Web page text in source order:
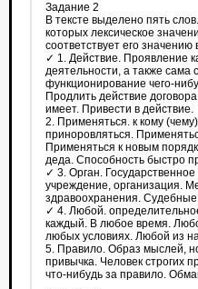
Задание 2
В тексте выделено пять
которых лексическое
соответствует его значению
✓ 1. Действие. Проявление
деятельности, а также сама
функционирование чего-
Продлить действие
имеет. Привести в действие.
2. Применяться. к кому
приноровляться.
Применяться к новым
деда. Способность быстро
✓ 3. Орган.
учреждение, организация.
здравоохранения.
✓ 4. Любой.
каждый. В любое время.
любых условиях. Любой из
5. Правило. Образ мыслей,
привычка. Человек строгих
что-нибудь за правило.